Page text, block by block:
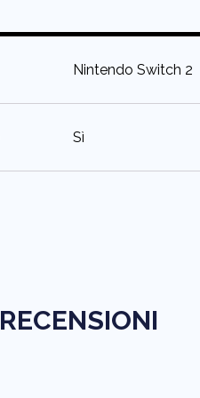
:Nintendo Switch 2
:Sì